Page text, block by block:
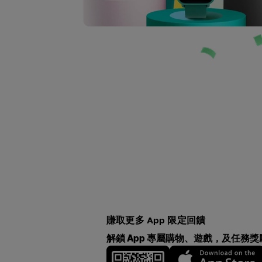
賺取更多 App 限定回饋
解鎖 App 專屬購物、遊戲，及任務獎